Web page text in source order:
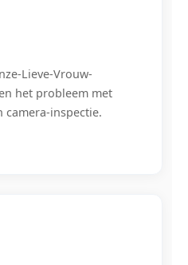
Lieve-Vrouw-
het probleem met
inspectie.